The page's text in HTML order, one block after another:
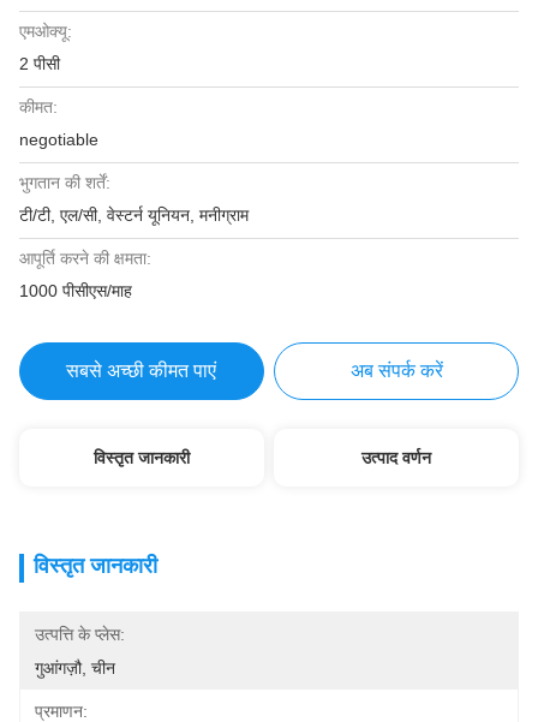
एमओक्यू:
2 पीसी
कीमत:
negotiable
भुगतान की शर्तें:
टी/टी, एल/सी, वेस्टर्न यूनियन, मनीग्राम
आपूर्ति करने की क्षमता:
1000 पीसीएस/माह
सबसे अच्छी कीमत पाएं अब संपर्क करें
विस्तृत जानकारी उत्पाद वर्णन
विस्तृत जानकारी
उत्पत्ति के प्लेस:
गुआंगज़ौ, चीन
प्रमाणन: